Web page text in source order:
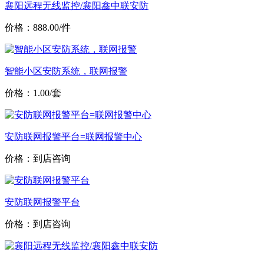
襄阳远程无线监控/襄阳鑫中联安防
价格：888.00/件
智能小区安防系统，联网报警
价格：1.00/套
安防联网报警平台=联网报警中心
价格：到店咨询
安防联网报警平台
价格：到店咨询